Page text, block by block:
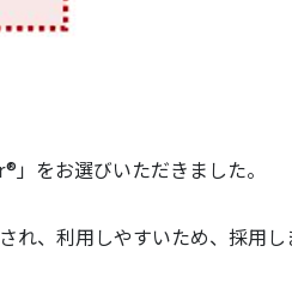
をお選びいただきました。
、利用しやすいため、採用し